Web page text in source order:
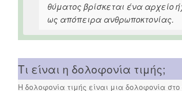
θύματος βρίσκεται ένα αρχείο
ως απόπειρα ανθρωποκτονίας.
Τι είναι η δολοφονία τιμής;
Η δολοφονία τιμής είναι μια δολοφονία